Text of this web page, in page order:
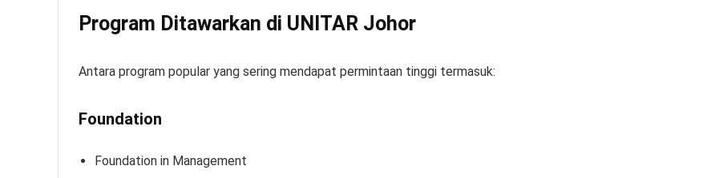
Program Ditawarkan di UNITAR Johor
Antara program popular yang sering mendapat permintaan tinggi termasuk:
Foundation
Foundation in Management